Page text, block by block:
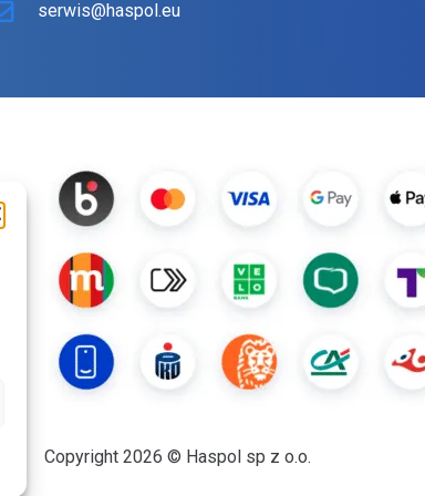
serwis@haspol.eu
Copyright 2026 © Haspol sp z o.o.